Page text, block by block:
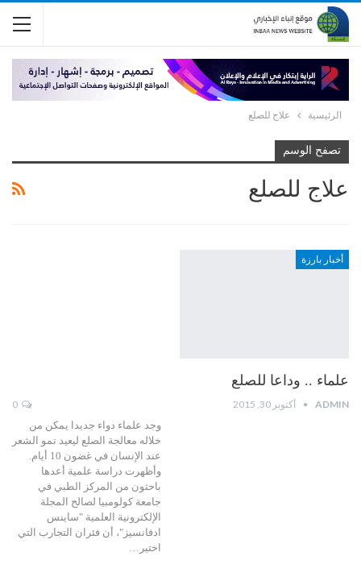
الرئيسية علاج للصلع
تصفح الوسم
علاج للصلع
أخبار بارزة
علماء .. وداعا للصلع
ADMIN أكتوبر 30, 2015
وجد علماء دواء جديدا يمكن من
خلاله معالجة الصلع ليعيد نمو الشعر
عند الإنسان في غضون 10 أيام.
وأظهرت دراسة علمية أعدها
باحثون من المركز الطبي في
جامعة كولومبيا لصالح المجلة
الإلكترونية العلمية "ساينس
ادفانسيز"، أن فئران التجارب التي
اختبر…